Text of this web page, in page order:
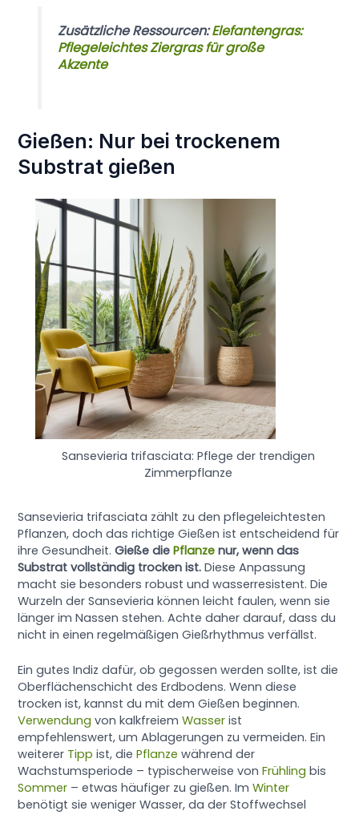
Zusätzliche Ressourcen:Elefantengras:
Pflegeleichtes Ziergras für große
Akzente
Gießen: Nur bei trockenem
Substrat gießen
Sansevieria trifasciata: Pflege der trendigen
Zimmerpflanze
Sansevieria trifasciata zählt zu den pflegeleichtesten
Pflanzen, doch das richtige Gießen ist entscheidend für
ihre Gesundheit.Gieße diePflanze nur, wenn das
Substrat vollständig trocken ist. Diese Anpassung
macht sie besonders robust und wasserresistent. Die
Wurzeln der Sansevieria können leicht faulen, wenn sie
länger im Nassen stehen. Achte daher darauf, dass du
nicht in einen regelmäßigen Gießrhythmus verfällst.
Ein gutes Indiz dafür, ob gegossen werden sollte, ist die
Oberflächenschicht des Erdbodens. Wenn diese
trocken ist, kannst du mit dem Gießen beginnen.
Verwendung von kalkfreiemWasser ist
empfehlenswert, um Ablagerungen zu vermeiden. Ein
weiterer Tipp ist, diePflanze während der
Wachstumsperiode – typischerweise vonFrühling bis
Sommer – etwas häufiger zu gießen. ImWinter
benötigt sie weniger Wasser, da der Stoffwechsel